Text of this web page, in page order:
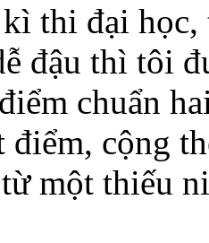
thi đại học,
đậu thì tôi
chuẩn
cộng
một thiếu